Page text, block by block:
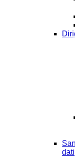
dati